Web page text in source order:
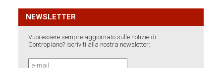
NEWSLETTER
Vuoi essere sempre aggiornato sulle notizie di
Contropiano? Iscriviti alla nostra newsletter: